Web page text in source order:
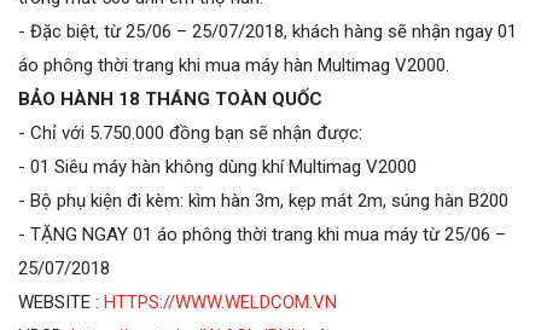
- Đặc biệt, từ 25/06 – 25/07/2018, khách hàng sẽ nhận ngay 01
áo phông thời trang khi mua máy hàn Multimag V2000.
BẢO HÀNH 18 THÁNG TOÀN QUỐC
- Chỉ với 5.750.000 đồng bạn sẽ nhận được:
- 01 Siêu máy hàn không dùng khí Multimag V2000
- Bộ phụ kiện đi kèm: kìm hàn 3m, kẹp mát 2m, súng hàn B200
- TẶNG NGAY 01 áo phông thời trang khi mua máy từ 25/06 –
25/07/2018
WEBSITE : HTTPS://WWW.WELDCOM.VN